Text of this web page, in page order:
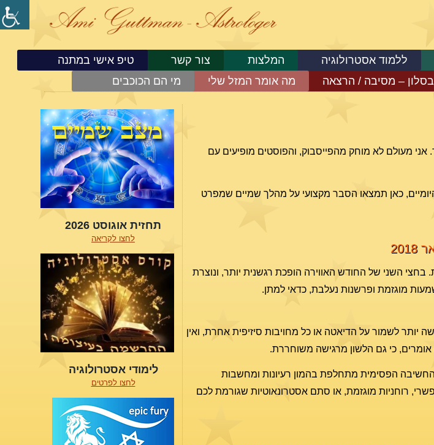
ללמוד אסטרולוגיה המלצות צור קשר
טיפ אישי במתנה
– מסיבה / הרצאה מה אומר המזל שלי מי הם הכוכבים
מעולם לא מוחק מהפייסבוק, והפוסטים מופיעים עם
כאן תמצאו הסבר מקצועי על מהלך שמיים שמפרט
השני של החודש האווירה הופכת רגשנית יותר, ונוצרת
מוגזמת ופרשנות נעלבת, כדאי למתן.
יותר לשמור על הדיאטה או כל מחויבות סיזיפית אחרת, ואין
כי גם הלשון מרגישה משוחררת.
הפסימית מתחלפת בהמון רעיונות ומחשבות
רוחניות מוגזמת, או סתם אסטרונאוטיות שגורמת לכם
תחזית אוגוסט 2026
לחצו לקריאה
לימודי אסטרולוגיה
לחצו לפרטים